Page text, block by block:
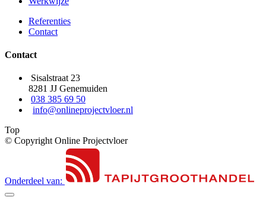
Referenties
Contact
Contact
Sisalstraat 23
8281 JJ Genemuiden
038 385 69 50
info@onlineprojectvloer.nl
Top
© Copyright Online Projectvloer
Onderdeel van: